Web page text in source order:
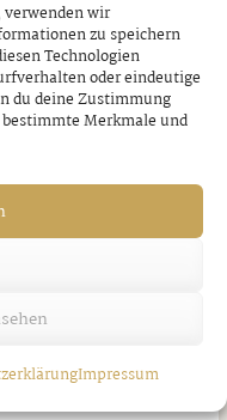
wir
zu speichern
Technologien
oder eindeutige
du deine Zustimmung
Merkmale und
Impressum